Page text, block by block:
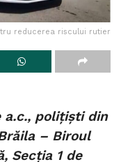
reducerea riscului rutier
a.c., polițiști din
– Biroul
Secția 1 de